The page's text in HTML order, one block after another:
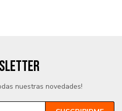
nuestras novedades!